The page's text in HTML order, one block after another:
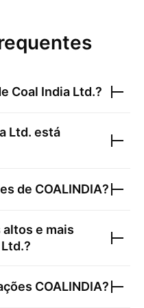
Coal India Ltd.?
Ltd. está
de COALINDIA?
altos e mais
?
COALINDIA?